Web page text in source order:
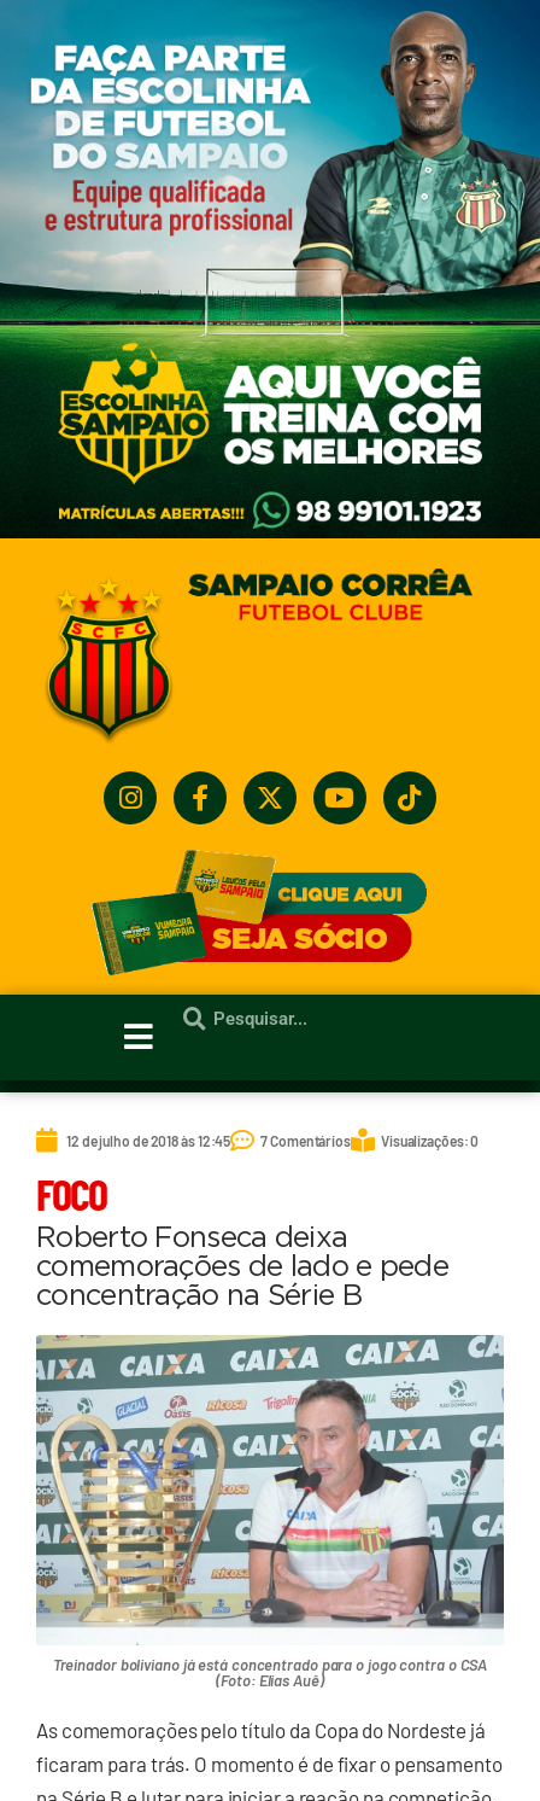
12 de julho de 2018 às 12:45 7 Comentários Visualizações: 0
FOCO
Roberto Fonseca deixa
comemorações de lado e pede
concentração na Série B
Treinador boliviano já está concentrado para o jogo contra o CSA
(Foto: Elias Auê)
As comemorações pelo título da Copa do Nordeste já
ficaram para trás. O momento é de fixar o pensamento